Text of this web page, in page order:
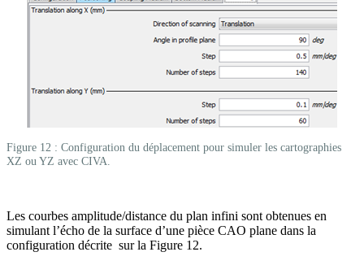
Figure 12 : Configuration du déplacement pour simuler les cartographies
XZ ou YZ avec CIVA.
Les courbes amplitude/distance du plan infini sont obtenues en
simulant l’écho de la surface d’une pièce CAO plane dans la
configuration décrite sur la Figure 12.